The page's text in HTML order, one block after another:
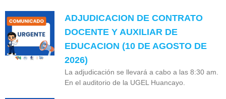
ADJUDICACION DE CONTRATO
DOCENTE Y AUXILIAR DE
EDUCACION (10 DE AGOSTO DE
2026)
La adjudicación se llevará a cabo a las 8:30 am.
En el auditorio de la UGEL Huancayo.